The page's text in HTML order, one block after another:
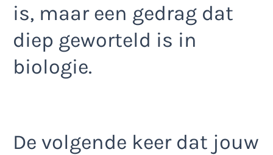
is, maar een gedrag dat
diep geworteld is in
biologie.
De volgende keer dat jouw